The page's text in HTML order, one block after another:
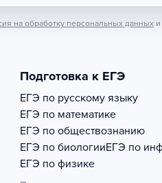
на обработку персональных данных
Подготовка к ЕГЭ
ЕГЭ по русскому языку
ЕГЭ по математике
ЕГЭ по обществознанию
ЕГЭ по биологииЕГЭ по
ЕГЭ по физике